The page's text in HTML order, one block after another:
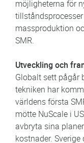
möjligheterna för
massproduktion
SMR.
Utveckling och
Globalt sett pågår
tekniken har
världens första
mötte NuScale i
avbryta sina
kostnader.